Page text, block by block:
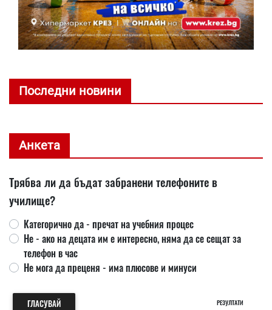
Последни новини
Анкета
Трябва ли да бъдат забранени телефоните в
училище?
Категорично да - пречат на учебния процес
Не - ако на децата им е интересно, няма да се сещат за
телефон в час
Не мога да преценя - има плюсове и минуси
ГЛАСУВАЙ РЕЗУЛТАТИ